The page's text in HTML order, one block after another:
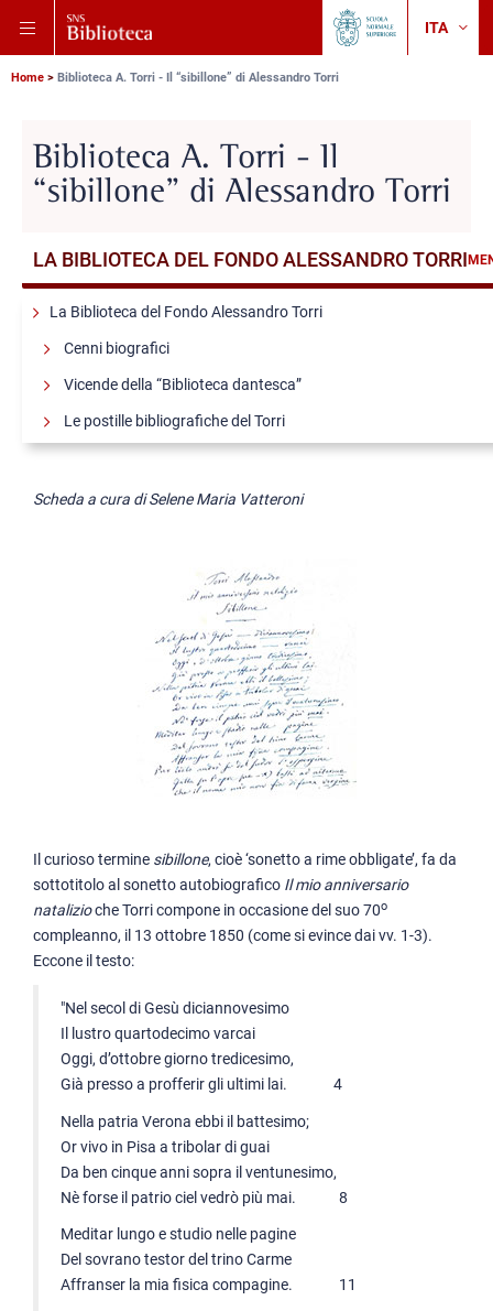
alla
navigazione
principale
contenuto
principale
alla
ricerca
principale
Back
Scuola
ITA
Briciole
pane
Home Biblioteca A. Torri - Il “sibillone” di Alessandro Torri
Biblioteca A. Torri - Il
“sibillone” di Alessandro Torri
LA BIBLIOTECA DEL FONDO ALESSANDRO TORRI
La Biblioteca del Fondo Alessandro Torri
Cenni biografici
Vicende della “Biblioteca dantesca”
Le postille bibliografiche del Torri
Mostra virtuale
L’edizione dell’Ottimo commento della Divina Commedia
La collezione di Prose e poesie liriche di Dante Allighieri
L’esemplare di bozza del Convivio
L'Eloquenza italiana di Giusto Fontanini
Il Convivio. Bozze manoscritte dell'edizione di Torri
Scheda a cura di Selene Maria Vatteroni
Il curioso termine sibillone, cioè ‘sonetto a rime obbligate’, fa da
sottotitolo al sonetto autobiografico Il mio anniversario
natalizioche Torri compone in occasione del suo 70o
compleanno, il 13 ottobre 1850 (come si evince dai vv. 1-3).
Eccone il testo:
"Nel secol di Gesù diciannovesimo
Il lustro quartodecimo varcai
Oggi, d’ottobre giorno tredicesimo,
Già presso a profferir gli ultimi lai. 4
Nella patria Verona ebbi il battesimo;
Or vivo in Pisa a tribolar di guai
Da ben cinque anni sopra il ventunesimo,
Nè forse il patrio ciel vedrò più mai. 8
Meditar lungo e studio nelle pagine
Del sovrano testor del trino Carme
Affranser la mia fisica compagine. 11